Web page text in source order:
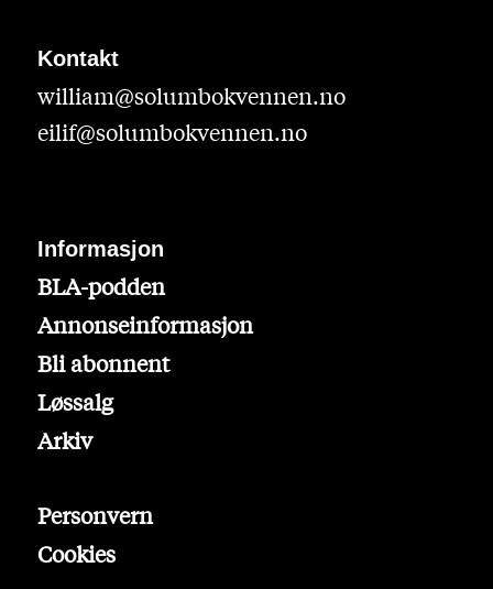
Kontakt
william@solumbokvennen.no
eilif@solumbokvennen.no
Informasjon
BLA-podden
Annonseinformasjon
Bli abonnent
Løssalg
Arkiv
Personvern
Cookies